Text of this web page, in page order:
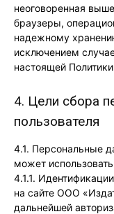
неоговоренная
браузеры,
надежному
исключением
настоящей
4. Цели сбора
пользователя
4.1. Персональные
может
4.1.1.
на сайте ООО
дальнейшей